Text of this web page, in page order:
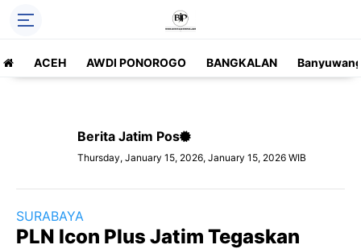
ACEH AWDI PONOROGO BANGKALAN
Berita Jatim Pos
Thursday, January 15, 2026, January 15, 2026 WIB
SURABAYA
PLN Icon Plus Jatim Tegaskan